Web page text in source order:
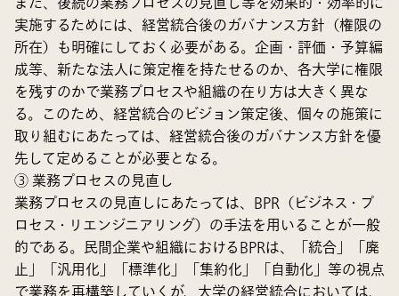
実施するためには、経営統合後のガバナンス方針（権限の
所在）も明確にしておく必要がある。企画・評価・予算編
成等、新たな法人に策定権を持たせるのか、各大学に権限
を残すのかで業務プロセスや組織の在り方は大きく異な
る。このため、経営統合のビジョン策定後、個々の施策に
取り組むにあたっては、経営統合後のガバナンス方針を優
先して定めることが必要となる。
③ 業務プロセスの見直し
業務プロセスの見直しにあたっては、BPR（ビジネス・プ
ロセス・リエンジニアリング）の手法を用いることが一般
的である。民間企業や組織におけるBPRは、「統合」「廃
止」「汎用化」「標準化」「集約化」「自動化」等の視点